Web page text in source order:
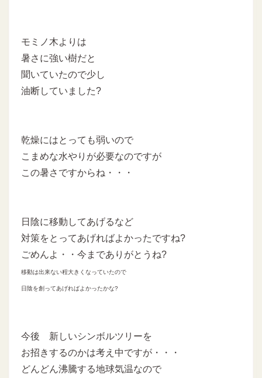
モミノ木よりは
暑さに強い樹だと
聞いていたので少し
油断していました?
乾燥にはとっても弱いので
こまめな水やりが必要なのですが
この暑さですからね・・・
日陰に移動してあげるなど
対策をとってあげればよかったですね?
ごめんよ・・今までありがとうね?
移動は出来ない程大きくなっていたので
日陰を創ってあげればよかったかな?
今後 新しいシンボルツリーを
お招きするのかは考え中ですが・・・
どんどん沸騰する地球気温なので